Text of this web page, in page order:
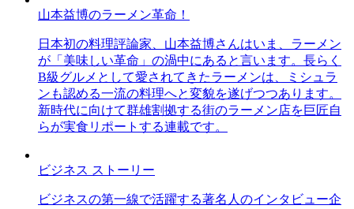
山本益博のラーメン革命！
日本初の料理評論家、山本益博さんはいま、ラーメン
が「美味しい革命」の渦中にあると言います。長らく
B級グルメとして愛されてきたラーメンは、ミシュラ
ンも認める一流の料理へと変貌を遂げつつあります。
新時代に向けて群雄割拠する街のラーメン店を巨匠自
らが実食リポートする連載です。
ビジネス ストーリー
ビジネスの第一線で活躍する著名人のインタビュー企